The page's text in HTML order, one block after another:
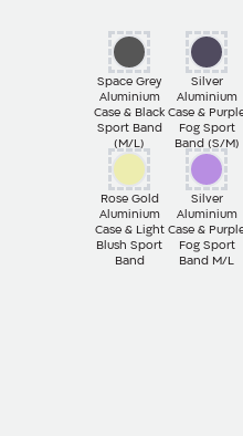
Silver
Aluminium
Case &
Fog Sport
Band (S/M)
Space Grey
Aluminium
Case & Black
Sport Band
(M/L)
Silver
Aluminium
Case &
Fog Sport
Band M/L
Rose Gold
Aluminium
Case & Light
Blush Sport
Band